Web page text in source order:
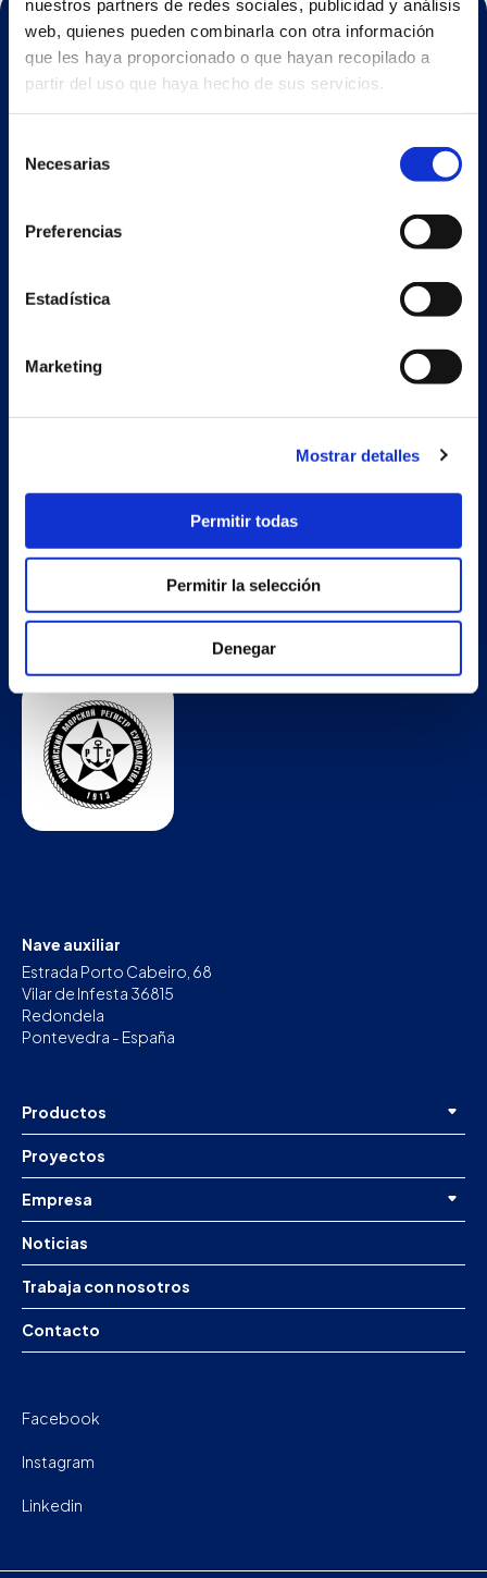
nuestros partners de redes sociales, publicidad y análisis
web, quienes pueden combinarla con otra información
que les haya proporcionado o que hayan recopilado a
partir del uso que haya hecho de sus servicios.
Necesarias
Preferencias
Estadística
Marketing
Mostrar detalles
Permitir todas
Permitir la selección
Denegar
ESP
Nave principal y oficinas
Vilar de Infesta 36815
+34 986 226 622
Nave auxiliar
Estrada Porto Cabeiro, 68
Vilar de Infesta 36815
Redondela
Pontevedra - España
Productos
Proyectos
Empresa
Noticias
Trabaja con nosotros
Contacto
Facebook
Instagram
Linkedin